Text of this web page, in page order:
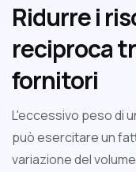
Ridurre i
reciproca
fornitori
L'eccessivo peso di
può esercitare un
variazione del